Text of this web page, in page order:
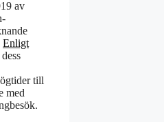
av
Enligt
till
med